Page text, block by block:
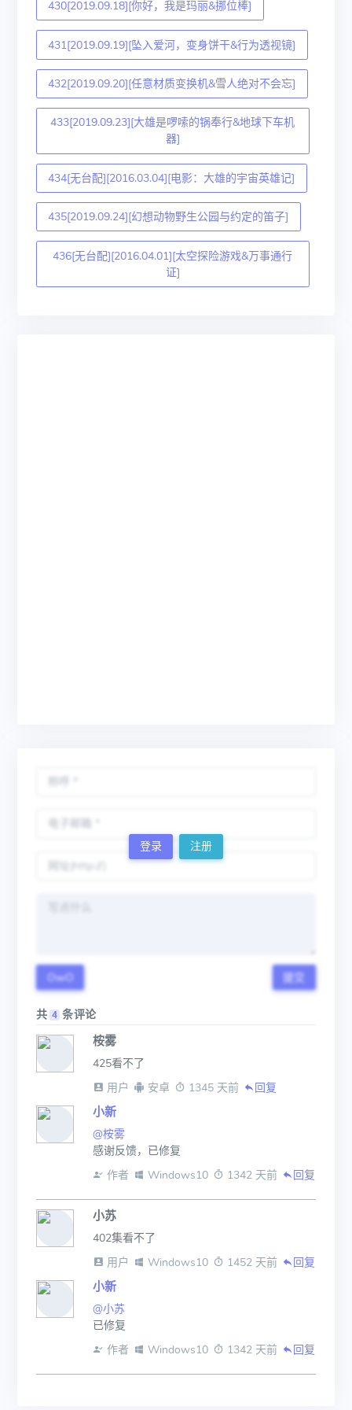
430[2019.09.18][你好，我是玛丽&挪位棒]
431[2019.09.19][坠入爱河，变身饼干&行为透视镜]
432[2019.09.20][任意材质变换机&雪人绝对不会忘]
433[2019.09.23][大雄是啰嗦的锅奉行&地球下车机
器]
434[无台配][2016.03.04][电影：大雄的宇宙英雄记]
435[2019.09.24][幻想动物野生公园与约定的笛子]
436[无台配][2016.04.01][太空探险游戏&万事通行
证]
登录 注册
OwO 提交
共 4 条评论
桉雾
425看不了
用户
安卓 1345 天前 回复
小新
@桉雾
感谢反馈，已修复
作者
Windows10 1342 天前 回复
小苏
402集看不了
用户
Windows10 1452 天前 回复
小新
@小苏
已修复
作者
Windows10 1342 天前 回复